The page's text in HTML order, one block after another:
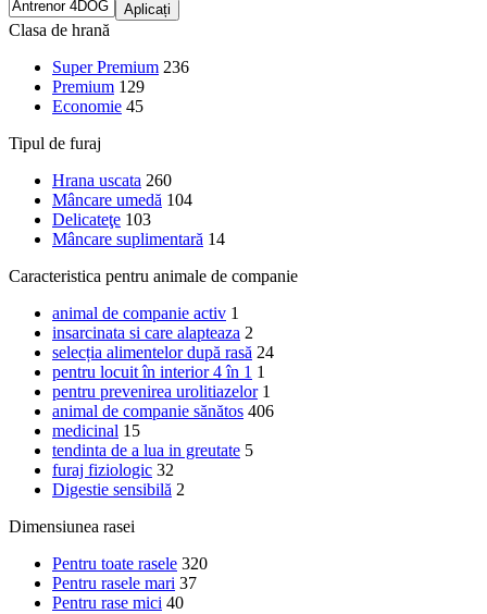
Aplicați
Clasa de hrană
Super Premium 236
Premium 129
Economie 45
Tipul de furaj
Hrana uscata 260
Mâncare umedă 104
Delicateţe 103
Mâncare suplimentară 14
Caracteristica pentru animale de companie
animal de companie activ 1
insarcinata si care alapteaza 2
selecția alimentelor după rasă 24
pentru locuit în interior 4 în 1 1
pentru prevenirea urolitiazelor 1
animal de companie sănătos 406
medicinal 15
tendinta de a lua in greutate 5
furaj fiziologic 32
Digestie sensibilă 2
Dimensiunea rasei
Pentru toate rasele 320
Pentru rasele mari 37
Pentru rase mici 40